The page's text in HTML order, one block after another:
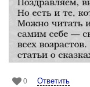
0 Ответить